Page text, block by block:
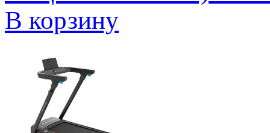
В корзину